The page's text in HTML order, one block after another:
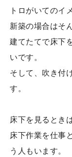
トロがいてのイ
新築の場合はそ
建てたてで床下
いです。
そして、吹き付
す。
床下を見るとき
床下作業を仕事
う人もいます。